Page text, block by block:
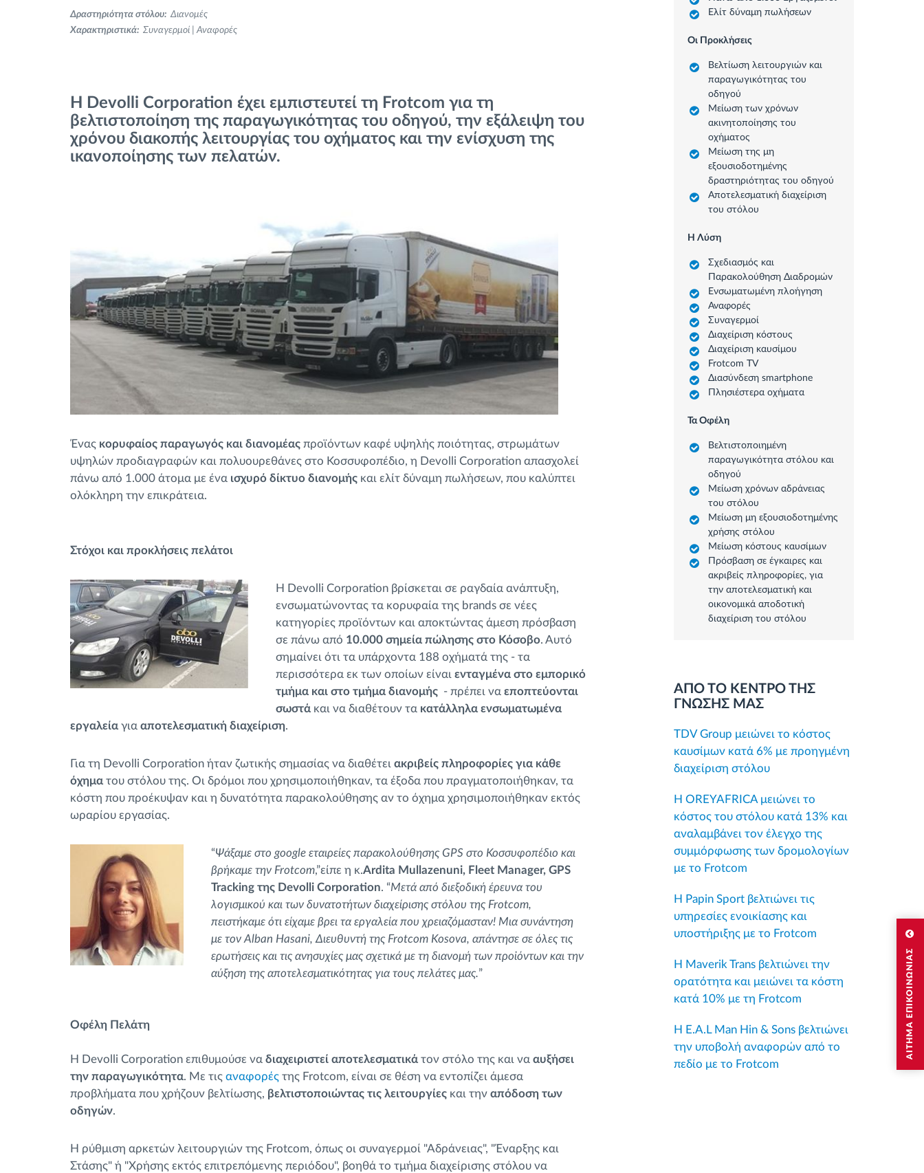
ΑΙΤΗΜΑ ΕΠΙΚΟΙΝΩΝΙΑΣ
Έλεγχος πρόσβασης
Σχεδιασμός και παρακολούθηση
διαδρομής
Αυτόματη αναγνώριση οδηγού
Δραστηριότητα στόλου: Διανομές
Χαρακτηριστικά: Συναγερμοί | Αναφορές
Η Devolli Corporation έχει εμπιστευτεί τη Frotcom για τη
βελτιστοποίηση της παραγωγικότητας του οδηγού, την εξάλειψη του
χρόνου διακοπής λειτουργίας του οχήματος και την ενίσχυση της
ικανοποίησης των πελατών.
Ένας κορυφαίος παραγωγός και διανομέας προϊόντων καφέ υψηλής ποιότητας, στρωμάτων
υψηλών προδιαγραφών και πολυουρεθάνες στο Κοσσυφοπέδιο, η Devolli Corporation απασχολεί
πάνω από 1.000 άτομα με ένα ισχυρό δίκτυο διανομής και ελίτ δύναμη πωλήσεων, που καλύπτει
ολόκληρη την επικράτεια.
Στόχοι και προκλήσεις πελάτοι
Η Devolli Corporation βρίσκεται σε ραγδαία ανάπτυξη,
ενσωματώνοντας τα κορυφαία της brands σε νέες
κατηγορίες προϊόντων και αποκτώντας άμεση πρόσβαση
σε πάνω από 10.000 σημεία πώλησης στο Κόσοβο. Αυτό
σημαίνει ότι τα υπάρχοντα 188 οχήματά της - τα
περισσότερα εκ των οποίων είναι ενταγμένα στο εμπορικό
τμήμα και στο τμήμα διανομής - πρέπει να εποπτεύονται
σωστά και να διαθέτουν τα κατάλληλα ενσωματωμένα
εργαλεία για αποτελεσματική διαχείριση.
Για τη Devolli Corporation ήταν ζωτικής σημασίας να διαθέτει ακριβείς πληροφορίες για κάθε
όχημα του στόλου της. Οι δρόμοι που χρησιμοποιήθηκαν, τα έξοδα που πραγματοποιήθηκαν, τα
κόστη που προέκυψαν και η δυνατότητα παρακολούθησης αν το όχημα χρησιμοποιήθηκαν εκτός
ωραρίου εργασίας.
“Ψάξαμε στο google εταιρείες παρακολούθησης GPS στο Κοσσυφοπέδιο και
βρήκαμε την Frotcom,”είπε η κ.Ardita Mullazenuni, Fleet Manager, GPS
Tracking της Devolli Corporation. “Μετά από διεξοδική έρευνα του
λογισμικού και των δυνατοτήτων διαχείρισης στόλου της Frotcom,
πειστήκαμε ότι είχαμε βρει τα εργαλεία που χρειαζόμασταν! Μια συνάντηση
με τον Alban Hasani, Διευθυντή της Frotcom Kosova, απάντησε σε όλες τις
ερωτήσεις και τις ανησυχίες μας σχετικά με τη διανομή των προϊόντων και την
αύξηση της αποτελεσματικότητας για τους πελάτες μας.”
Οφέλη Πελάτη
Η Devolli Corporation επιθυμούσε να διαχειριστεί αποτελεσματικά τον στόλο της και να αυξήσει
την παραγωγικότητα. Με τις αναφορές της Frotcom, είναι σε θέση να εντοπίζει άμεσα
προβλήματα που χρήζουν βελτίωσης, βελτιστοποιώντας τις λειτουργίες και την απόδοση των
οδηγών.
Η ρύθμιση αρκετών λειτουργιών της Frotcom, όπως οι συναγερμοί "Αδράνειας", "Έναρξης και
Στάσης" ή "Χρήσης εκτός επιτρεπόμενης περιόδου", βοηθά το τμήμα διαχείρισης στόλου να
Ελίτ δύναμη πωλήσεων
Οι Προκλήσεις
Βελτίωση λειτουργιών και
παραγωγικότητας του
οδηγού
Μείωση των χρόνων
ακινητοποίησης του
οχήματος
Μείωση της μη
εξουσιοδοτημένης
δραστηριότητας του οδηγού
Αποτελεσματική διαχείριση
του στόλου
Η Λύση
Σχεδιασμός και
Παρακολούθηση Διαδρομών
Ενσωματωμένη πλοήγηση
Αναφορές
Συναγερμοί
Διαχείριση κόστους
Διαχείριση καυσίμου
Frotcom TV
Διασύνδεση smartphone
Πλησιέστερα οχήματα
Τα Οφέλη
Βελτιστοποιημένη
παραγωγικότητα στόλου και
οδηγού
Μείωση χρόνων αδράνειας
του στόλου
Μείωση μη εξουσιοδοτημένης
χρήσης στόλου
Μείωση κόστους καυσίμων
Πρόσβαση σε έγκαιρες και
ακριβείς πληροφορίες, για
την αποτελεσματική και
οικονομικά αποδοτική
διαχείριση του στόλου
ΑΠΟ ΤΟ ΚΕΝΤΡΟ ΤΗΣ
ΓΝΩΣΗΣ ΜΑΣ
TDV Group μειώνει το κόστος
καυσίμων κατά 6% με προηγμένη
διαχείριση στόλου
Η OREYAFRICA μειώνει το
κόστος του στόλου κατά 13% και
αναλαμβάνει τον έλεγχο της
συμμόρφωσης των δρομολογίων
με το Frotcom
Η Papin Sport βελτιώνει τις
υπηρεσίες ενοικίασης και
υποστήριξης με το Frotcom
Η Maverik Trans βελτιώνει την
ορατότητα και μειώνει τα κόστη
κατά 10% με τη Frotcom
Η E.A.L Man Hin & Sons βελτιώνει
την υποβολή αναφορών από το
πεδίο με το Frotcom